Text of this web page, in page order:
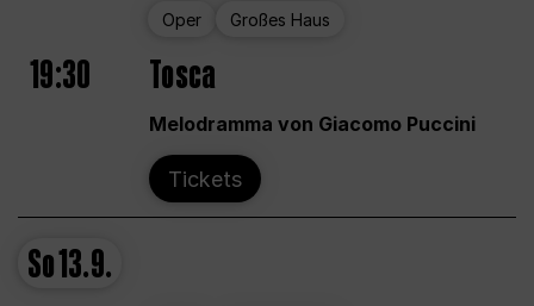
Oper Großes Haus
19:30 Tosca
Melodramma von Giacomo Puccini
Tickets
So13.9.